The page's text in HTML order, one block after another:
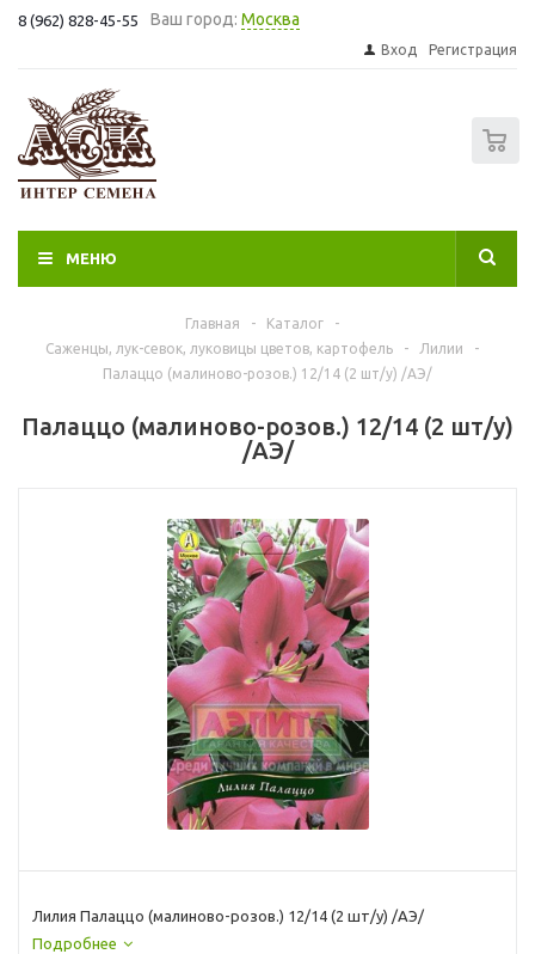
8 (962) 828-45-55 Ваш город: Москва
Вход Регистрация
МЕНЮ
Главная - Каталог
-
Саженцы, лук-севок, луковицы цветов, картофель
- Лилии
-
Палаццо (малиново-розов.) 12/14 (2 шт/у) /АЭ/
Палаццо (малиново-розов.) 12/14 (2 шт/у)
/АЭ/
Лилия Палаццо (малиново-розов.) 12/14 (2 шт/у) /АЭ/
Подробнее